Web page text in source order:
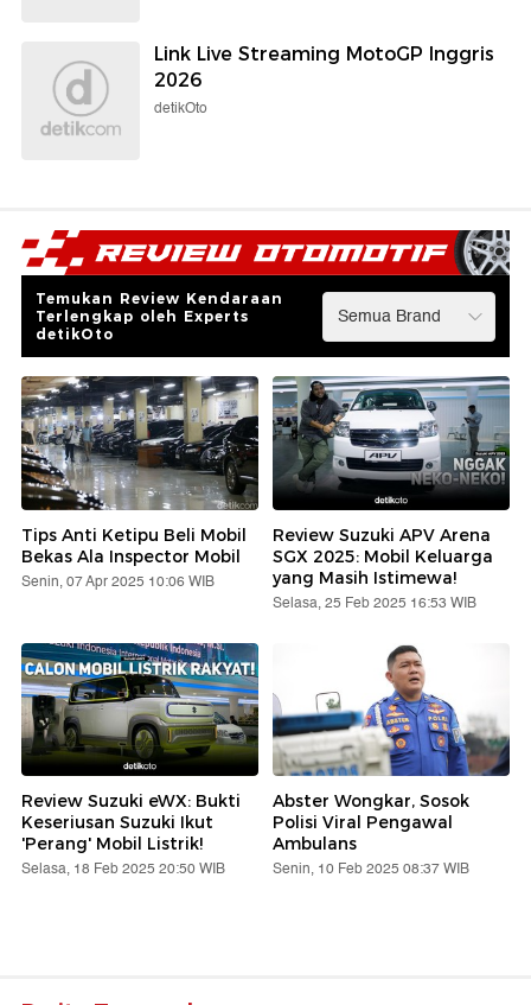
Link Live Streaming MotoGP Inggris
2026
detikOto
Temukan Review Kendaraan
Terlengkap oleh Experts
detikOto
Tips Anti Ketipu Beli Mobil
Bekas Ala Inspector Mobil
Senin, 07 Apr 2025 10:06 WIB
Review Suzuki APV Arena
SGX 2025: Mobil Keluarga
yang Masih Istimewa!
Selasa, 25 Feb 2025 16:53 WIB
Review Suzuki eWX: Bukti
Keseriusan Suzuki Ikut
'Perang' Mobil Listrik!
Selasa, 18 Feb 2025 20:50 WIB
Abster Wongkar, Sosok
Polisi Viral Pengawal
Ambulans
Senin, 10 Feb 2025 08:37 WIB